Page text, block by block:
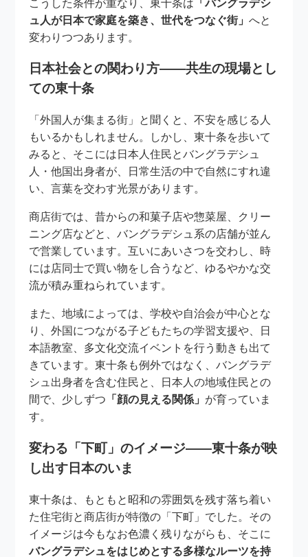
こうした条件が重なり、東十条は 「バングラデシ
ュ人が日本で家庭を築き、世代をつなぐ街」へと
変わりつつあります。
日本社会との関わり方――共生の現場とし
ての東十条
「外国人が集まる街」と聞くと、不安を感じる人
もいるかもしれません。しかし、東十条を歩いて
みると、そこには日本人住民とバングラデシュ
人・他国出身者が、日常生活の中で自然にすれ違
い、言葉を交わす光景があります。
商店街では、昔からの和菓子店や惣菜屋、クリー
ニング店などと、バングラデシュ系の店舗が並ん
で営業しています。互いにあいさつを交わし、時
には店同士で買い物をし合うなど、ゆるやかな交
流が積み重ねられています。
また、地域によっては、学校や自治会が中心とな
り、外国につながる子どもたちの学習支援や、日
本語教室、多文化交流イベントを行う動きも出て
きています。東十条も例外ではなく、バングラデ
シュ出身者を含む住民と、日本人の地域住民との
間で、少しずつ 「顔の見える関係」 が育っていま
す。
変わる「下町」のイメージ――東十条が映
し出す日本のいま
東十条は、もともと昭和の雰囲気を残す落ち着い
た住宅街と商店街が特徴の「下町」でした。その
イメージは今もなお色濃く残りながらも、そこに
バングラデシュをはじめとする多様なルーツを持